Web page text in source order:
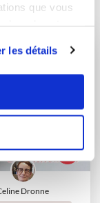
que vous
les détails
Dronne